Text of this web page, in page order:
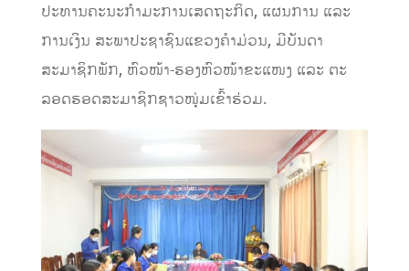
ປະທານຄະນະກຳມະການເສດຖະກິດ, ແຜນການ ແລະ
ການເງິນ ສະພາປະຊາຊົນແຂວງຄໍາມ່ວນ, ມີບັນດາ
ສະມາຊິກພັກ, ຫົວໜ້າ-ຮອງຫົວໜ້າຂະແໜງ ແລະ ຕະ
ລອດຮອດສະມາຊິກຊາວໜຸ່ມເຂົ້າຮ່ວມ.